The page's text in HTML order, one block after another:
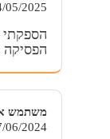
05/2025
משתמש
06/2024